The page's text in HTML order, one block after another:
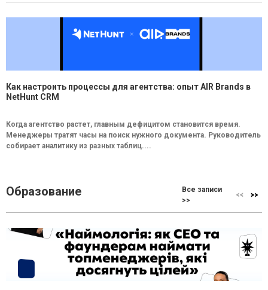
Как настроить процессы для агентства: опыт AIR Brands в
NetHunt CRM
Когда агентство растет, главным дефицитом становится время.
Менеджеры тратят часы на поиск нужного документа. Руководитель
собирает аналитику из разных таблиц....
Образование
Все записи
>>